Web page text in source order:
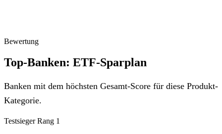
Bewertung
Top-Banken: ETF-Sparplan
Banken mit dem höchsten Gesamt-Score für diese Produkt-
Kategorie.
Testsieger Rang 1